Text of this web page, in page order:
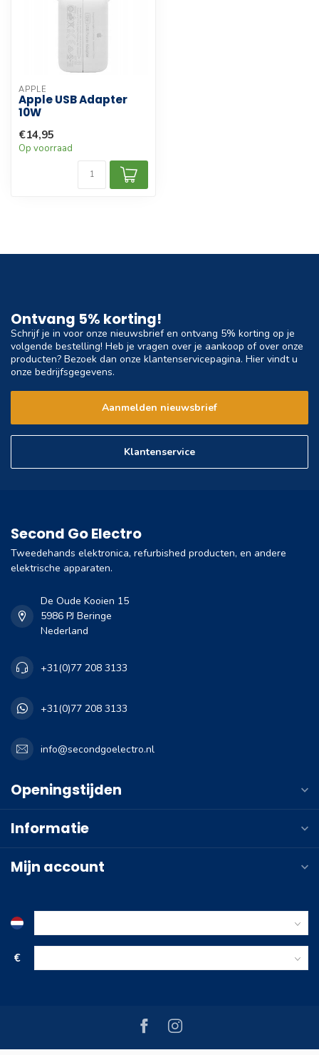
APPLE
Apple USB Adapter
10W
€14,95
Op voorraad
Ontvang 5% korting!
Schrijf je in voor onze nieuwsbrief en ontvang 5% korting op je
volgende bestelling! Heb je vragen over je aankoop of over onze
producten? Bezoek dan onze klantenservicepagina. Hier vindt u
onze bedrijfsgegevens.
Aanmelden nieuwsbrief
Klantenservice
Second Go Electro
Tweedehands elektronica, refurbished producten, en andere
elektrische apparaten.
De Oude Kooien 15
5986 PJ Beringe
Nederland
+31(0)77 208 3133
+31(0)77 208 3133
info@secondgoelectro.nl
Openingstijden
Informatie
Mijn account
€